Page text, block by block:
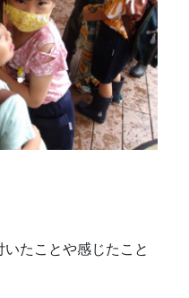
たことや感じたこと